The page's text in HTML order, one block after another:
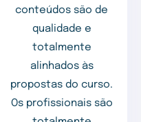
conteúdos são de
qualidade e
totalmente
alinhados às
propostas do curso.
Os profissionais são